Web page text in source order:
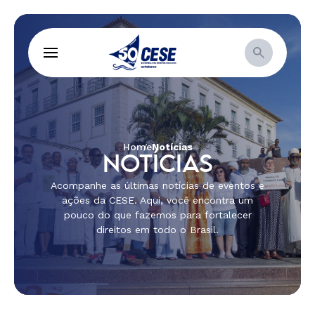
HomeNotícias
NOTÍCIAS
Acompanhe as últimas notícias de eventos e
ações da CESE. Aqui, você encontra um
pouco do que fazemos para fortalecer
direitos em todo o Brasil.